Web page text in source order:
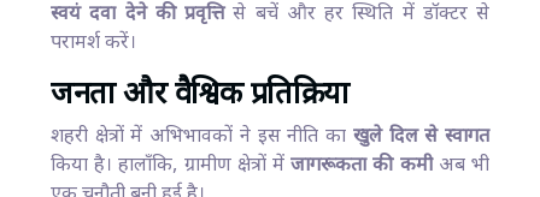
स्वयं दवा देने की प्रवृत्तिसे बचें और हर स्थिति में डॉक्टर से
परामर्श करें।
जनता और वैश्विक प्रतिक्रिया
शहरी क्षेत्रों में अभिभावकों ने इस नीति का खुले दिल से स्वागत
किया है। हालाँकि, ग्रामीण क्षेत्रों मेंजागरूकता की कमीअब भी